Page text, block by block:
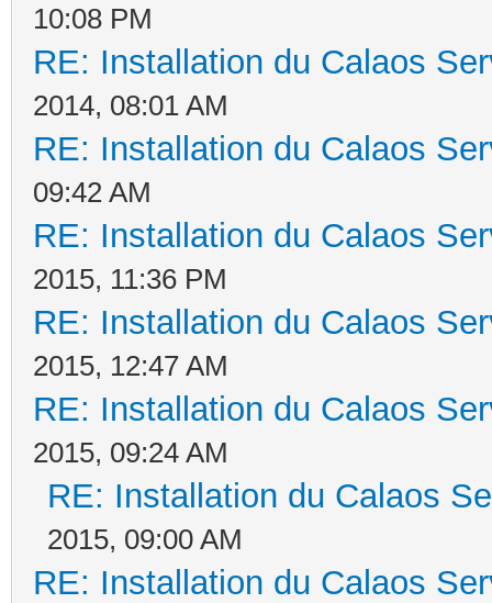
10:08 PM
RE: Installation du Calaos
2014, 08:01 AM
RE: Installation du Calaos
09:42 AM
RE: Installation du Calaos
2015, 11:36 PM
RE: Installation du Calaos
2015, 12:47 AM
RE: Installation du Calaos
2015, 09:24 AM
RE: Installation du Calaos
2015, 09:00 AM
RE: Installation du Calaos